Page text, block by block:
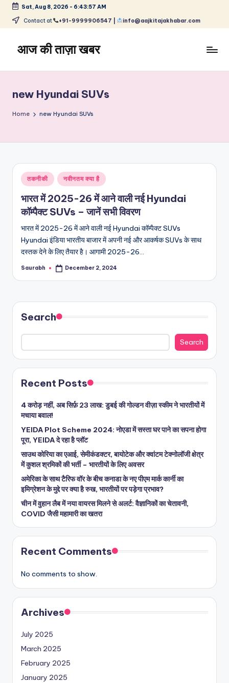
Skip
content
Sat, Aug 8, 2026 - 6:43:58 AM
Contact at +91-9999906547 | info@aajkitajakhabar.com
आज की ताज़ा खबर
समाचार
–
और
विश्व
new Hyundai SUVs
Home new Hyundai SUVs
Posted
in
तकनीकी नवीनतम क्या है
भारत में 2025-26 में आने वाली नई Hyundai
कॉम्पैक्ट SUVs – जानें सभी विवरण
भारत में 2025-26 में आने वाली नई Hyundai कॉम्पैक्ट SUVs
Hyundai इंडिया भारतीय बाजार में अपनी नई और आकर्षक SUVs के साथ
दस्तक देने के लिए तैयार है। आगामी 2025-26…
Posted
Saurabh December 2, 2024
Search
Search
Recent Posts
4 करोड़ नहीं, अब सिर्फ़ 23 लाख: डुबई की गोल्डन वीज़ा स्कीम ने भारतीयों में
मचाया बवाल!
YEIDA Plot Scheme 2024: नोएडा में सस्ता घर पाने का सपना होगा
पूरा, YEIDA दे रहा है प्लॉट
साउथ कोरिया का एआई, सेमीकंडक्टर, बायोटेक और क्वांटम टेक्नोलॉजी क्षेत्र
में कुशल श्रमिकों की भर्ती – भारतीयों के लिए अवसर
अमेरिका के साथ टैरिफ वॉर के बीच कनाडा के नए पीएम मार्क कार्नी का
इमिग्रेशन के मुद्दे पर क्या है रुख, भारतीयों पर पड़ेगा प्रभाव?
चीन में वुहान लैब में नया वायरस मिलने से अलर्ट: वैज्ञानिकों का चेतावनी,
COVID जैसी महामारी का खतरा
Recent Comments
No comments to show.
Archives
July 2025
March 2025
February 2025
January 2025